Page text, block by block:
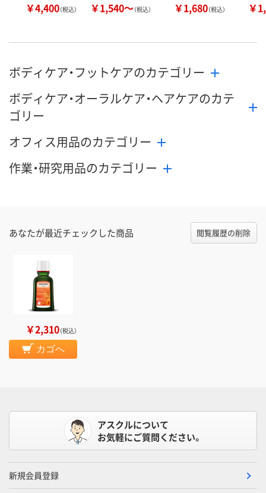
￥4,400（税込） ￥1,540～（税込） ￥1,680（税込） ￥
ボディケア・フットケアのカテゴリー
ボディケア・オーラルケア・ヘアケアのカテ
ゴリー
オフィス用品のカテゴリー
作業・研究用品のカテゴリー
あなたが最近チェックした商品 閲覧履歴の削除
￥2,310（税込）
カゴへ
アスクルについて
お気軽にご質問ください。
新規会員登録